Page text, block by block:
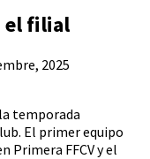
el filial
2025
temporada
El primer equipo
Primera FFCV y el